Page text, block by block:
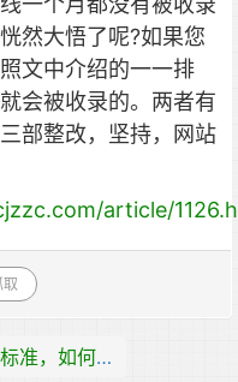
然大悟了呢?如果您
文中介绍的一一排
会被收录的。两者有
部整改，坚持，网站
article/
上一篇：百度移动搜索落地页最新标准，如何提供足够的优质内容